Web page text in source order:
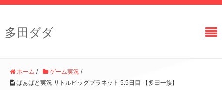
多田ダダ
ホーム / ゲーム実況 /
ばぁばと実況 リトルビッグプラネット 5.5日目 【多田一族】